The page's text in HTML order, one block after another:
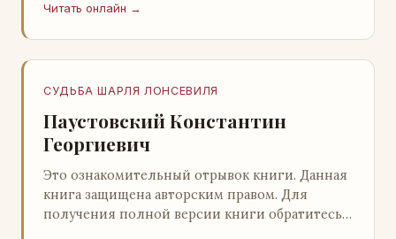
легального ко…
Читать онлайн →
СУДЬБА ШАРЛЯ ЛОНСЕВИЛЯ
Паустовский Константин
Георгиевич
Это ознакомительный отрывок книги. Данная
книга защищена авторским правом. Для
получения полной версии книги обратитесь к